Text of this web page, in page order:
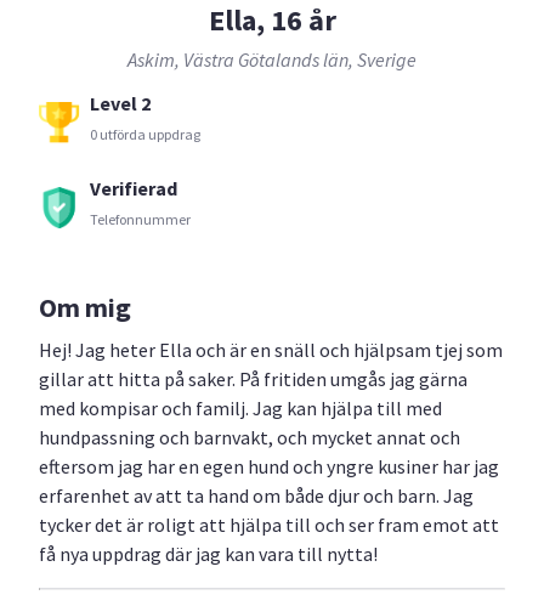
Ella, 16 år
Askim, Västra Götalands län, Sverige
Level 2
0 utförda uppdrag
Verifierad
Telefonnummer
Om mig
Hej! Jag heter Ella och är en snäll och hjälpsam tjej som
gillar att hitta på saker. På fritiden umgås jag gärna
med kompisar och familj. Jag kan hjälpa till med
hundpassning och barnvakt, och mycket annat och
eftersom jag har en egen hund och yngre kusiner har jag
erfarenhet av att ta hand om både djur och barn. Jag
tycker det är roligt att hjälpa till och ser fram emot att
få nya uppdrag där jag kan vara till nytta!